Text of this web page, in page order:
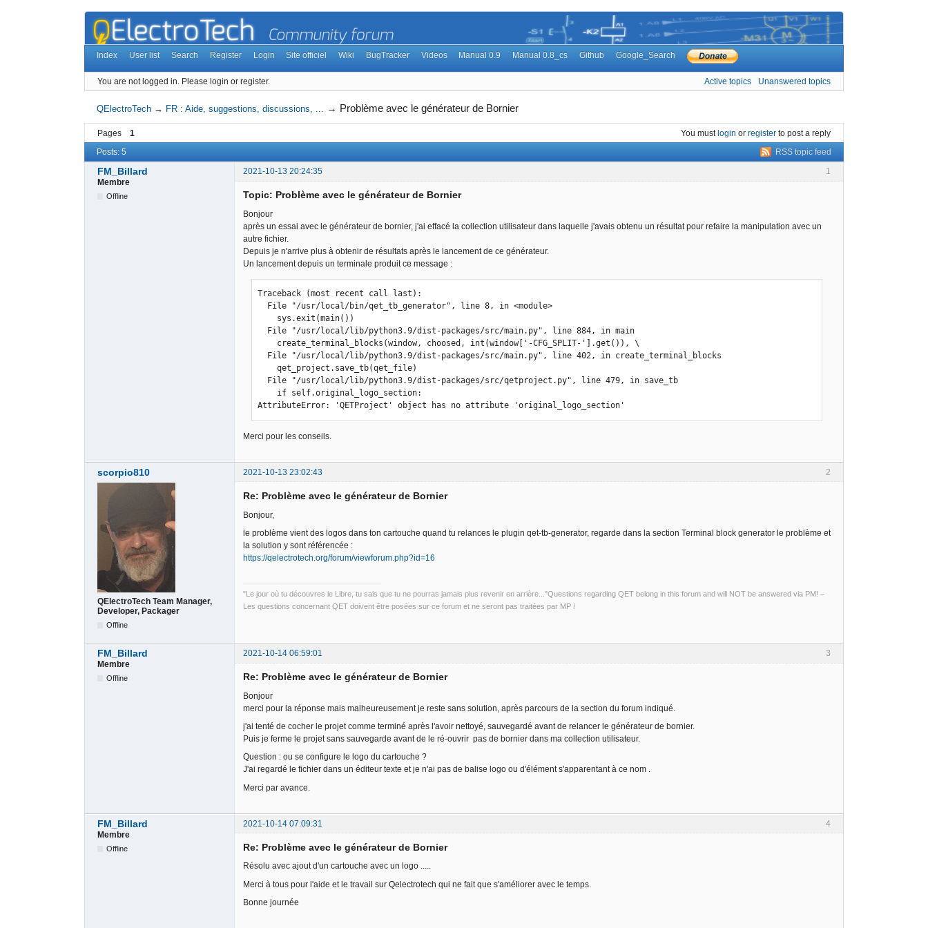
Index User list Search Register Login Site officiel Wiki BugTracker Videos Manual 0.9 Manual 0.8_cs Github Google_Search
You are not logged in. Please login or register. Active topics Unanswered topics
QElectroTech → FR : Aide, suggestions, discussions, ... → Problème avec le générateur de Bornier
Pages 1 You mustlogin or register to post a reply
RSS topic feed
Posts: 5
1
FM_Billard
2021-10-13 20:24:35
Membre
Offline Topic: Problème avec le générateur de Bornier
Bonjour
après un essai avec le générateur de bornier, j'ai effacé la collection utilisateur dans laquelle j'avais obtenu un résultat pour refaire la manipulation avec un
autre fichier.
Depuis je n'arrive plus à obtenir de résultats après le lancement de ce générateur.
Un lancement depuis un terminale produit ce message :
Traceback (most recent call last):
    qet_project.save_tb(qet_file)
AttributeError: 'QETProject' object has no attribute 'original_logo_section'
Merci pour les conseils.
2
scorpio810 2021-10-13 23:02:43
QElectroTech Team Manager,
Developer, Packager
Offline
Re: Problème avec le générateur de Bornier
Bonjour,
le problème vient des logos dans ton cartouche quand tu relances le plugin qet-tb-generator, regarde dans la section Terminal block generator le problème et
la solution y sont référencée :
https://qelectrotech.org/forum/viewforum.php?id=16
"Le jour où tu découvres le Libre, tu sais que tu ne pourras jamais plus revenir en arrière..."Questions regarding QET belong in this forum and will NOT be answered via PM! –
Les questions concernant QET doivent être posées sur ce forum et ne seront pas traitées par MP !
3
FM_Billard
2021-10-14 06:59:01
Membre
Offline Re: Problème avec le générateur de Bornier
Bonjour
merci pour la réponse mais malheureusement je reste sans solution, après parcours de la section du forum indiqué.
j'ai tenté de cocher le projet comme terminé après l'avoir nettoyé, sauvegardé avant de relancer le générateur de bornier.
Puis je ferme le projet sans sauvegarde avant de le ré-ouvrir pas de bornier dans ma collection utilisateur.
Question : ou se configure le logo du cartouche ?
J'ai regardé le fichier dans un éditeur texte et je n'ai pas de balise logo ou d'élément s'apparentant à ce nom .
Merci par avance.
4
FM_Billard
2021-10-14 07:09:31
Membre
Offline Re: Problème avec le générateur de Bornier
Résolu avec ajout d'un cartouche avec un logo .....
Merci à tous pour l'aide et le travail sur Qelectrotech qui ne fait que s'améliorer avec le temps.
Bonne journée